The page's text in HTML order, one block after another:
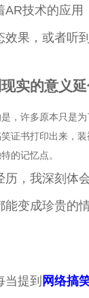
AR技术的应用
效果，或者听
实的意义
，许多原本只是
笑证书打印出来，
的记忆点。
历，我深刻体
能变成珍贵的
当提到 网络搞